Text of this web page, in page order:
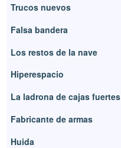
Trucos nuevos
Falsa bandera
Los restos de la nave
Hiperespacio
La ladrona de cajas fuertes
Fabricante de armas
Huida